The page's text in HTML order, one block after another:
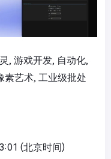
, 游戏开发, 自动化,
艺术, 工业级批处
(北京时间)